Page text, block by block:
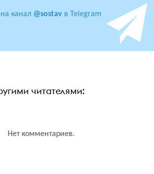
канал @sostav в Telegram
читателями:
Нет комментариев.